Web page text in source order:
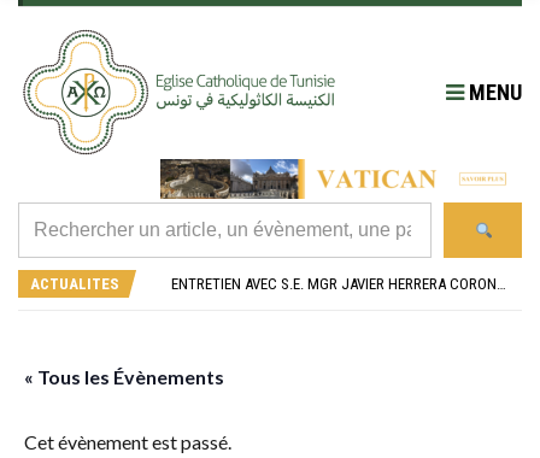
MENU
ACTUALITES
L’ÉCOLE JEANNE D’ARC CÉLÈBRE SES NOUVEAUX BACHELIERS : UNE TRADITION QUI RASSEMBLE
ENTRETIEN AVEC S.E. MGR JAVIER HERRERA CORONA, NONCE APOSTOLIQUE EN ALGÉRIE ET EN TUNISIE
« Tous les Évènements
Cet évènement est passé.